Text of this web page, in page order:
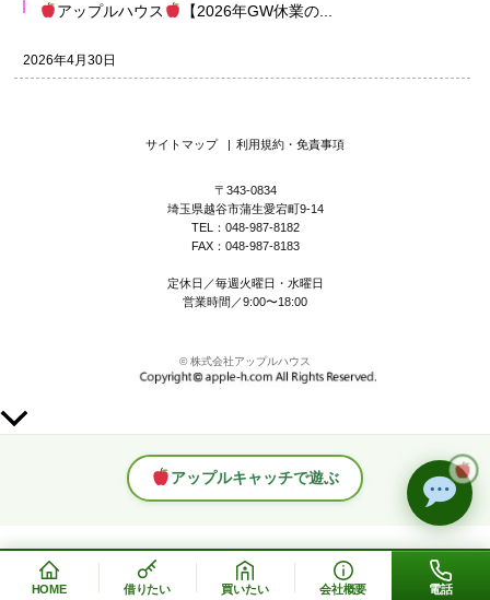
アップルハウス 【2026年GW休業の...
2026年4月30日
サイトマップ | 利用規約・免責事項
〒343-0834
埼玉県越谷市蒲生愛宕町9-14
TEL：048-987-8182
FAX：048-987-8183
定休日／毎週火曜日・水曜日
営業時間／9:00〜18:00
© 株式会社アップルハウス
ー
ル
アップルキャッチで遊ぶ
HOME 借りたい 買いたい 会社概要 電話